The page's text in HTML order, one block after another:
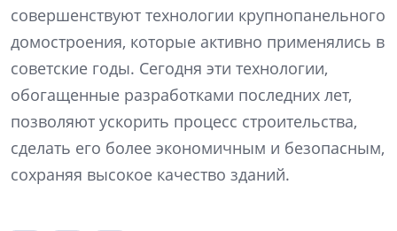
совершенствуют технологии крупнопанельного
домостроения, которые активно применялись в
советские годы. Сегодня эти технологии,
обогащенные разработками последних лет,
позволяют ускорить процесс строительства,
сделать его более экономичным и безопасным,
сохраняя высокое качество зданий.